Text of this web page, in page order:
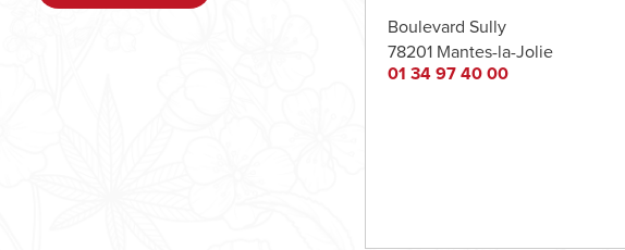
Boulevard Sully
78201 Mantes-la-Jolie
01 34 97 40 00